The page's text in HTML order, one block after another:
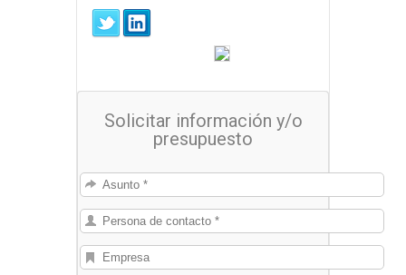
Solicitar información y/o
presupuesto